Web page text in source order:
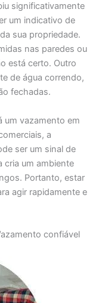
significativamente
um indicativo de
sua propriedade.
nas paredes ou
está certo. Outro
de água correndo,
fechadas.
um vazamento em
a
ser um sinal de
cria um ambiente
Portanto, estar
agir rapidamente e
confiável